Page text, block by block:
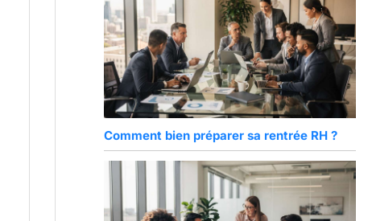
Comment bien préparer sa rentrée RH ?